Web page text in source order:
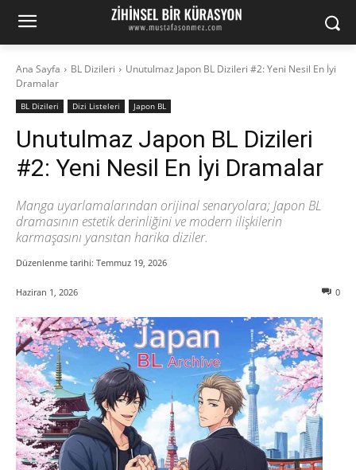
Ana Sayfa BL Dizileri
Unutulmaz Japon BL Dizileri #2: Yeni Nesil En İyi
Dramalar
BL Dizileri Dizi Listeleri Japon BL
Unutulmaz Japon BL Dizileri
#2: Yeni Nesil En İyi Dramalar
Manga uyarlamalarından orijinal senaryolara; Japon BL
dramasının estetik derinliğini ve modern ilişkilerin
karmaşasını yansıtan harika diziler.
Düzenlenme tarihi: Temmuz 19, 2026
Haziran 1, 2026 0